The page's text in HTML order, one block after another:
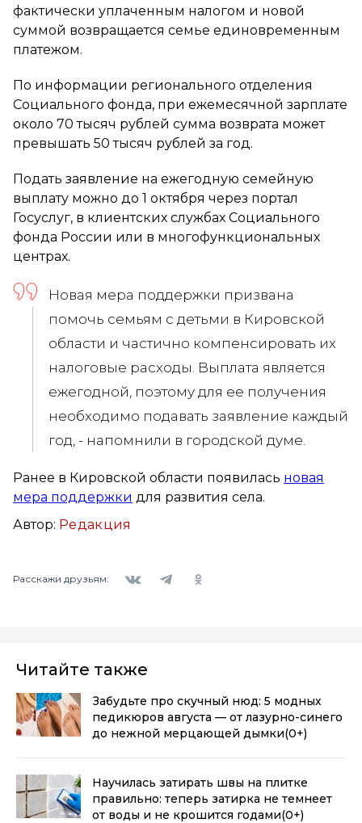
фактически уплаченным налогом и новой
суммой возвращается семье единовременным
платежом.
По информации регионального отделения
Социального фонда, при ежемесячной зарплате
около 70 тысяч рублей сумма возврата может
превышать 50 тысяч рублей за год.
Подать заявление на ежегодную семейную
выплату можно до 1 октября через портал
Госуслуг, в клиентских службах Социального
фонда России или в многофункциональных
центрах.
Новая мера поддержки призвана
помочь семьям с детьми в Кировской
области и частично компенсировать их
налоговые расходы. Выплата является
ежегодной, поэтому для ее получения
необходимо подавать заявление каждый
год, - напомнили в городской думе.
Ранее в Кировской области появилась новая
мера поддержки для развития села.
Автор: Редакция
Расскажи друзьям:
Читайте также
Забудьте про скучный нюд: 5 модных
педикюров августа — от лазурно-синего
до нежной мерцающей дымки(0+)
Научилась затирать швы на плитке
правильно: теперь затирка не темнеет
от воды и не крошится годами(0+)